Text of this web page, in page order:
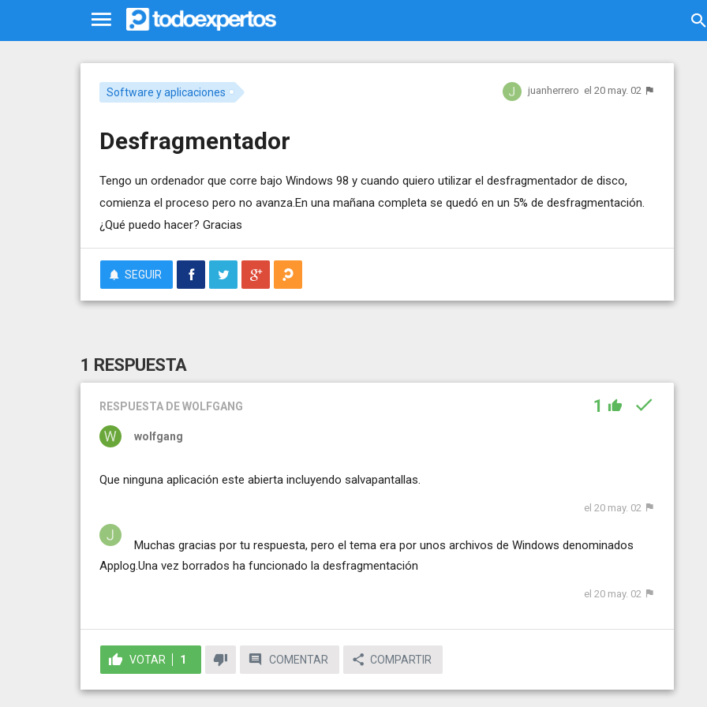
Software y aplicaciones juanherrero el 20 may. 02
Desfragmentador
Tengo un ordenador que corre bajo Windows 98 y cuando quiero utilizar el desfragmentador de disco,
comienza el proceso pero no avanza.En una mañana completa se quedó en un 5% de desfragmentación.
¿Qué puedo hacer? Gracias
SEGUIR
1 RESPUESTA
RESPUESTA DE WOLFGANG 1
wolfgang
Que ninguna aplicación este abierta incluyendo salvapantallas.
el 20 may. 02
Muchas gracias por tu respuesta, pero el tema era por unos archivos de Windows denominados
Applog.Una vez borrados ha funcionado la desfragmentación
el 20 may. 02
VOTAR 1 COMENTAR COMPARTIR